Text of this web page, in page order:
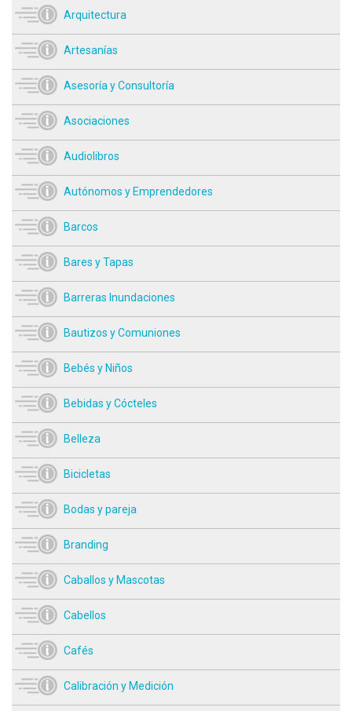
Arquitectura
Artesanías
Asesoría y Consultoría
Asociaciones
Audiolibros
Autónomos y Emprendedores
Barcos
Bares y Tapas
Barreras Inundaciones
Bautizos y Comuniones
Bebés y Niños
Bebidas y Cócteles
Belleza
Bicicletas
Bodas y pareja
Branding
Caballos y Mascotas
Cabellos
Cafés
Calibración y Medición